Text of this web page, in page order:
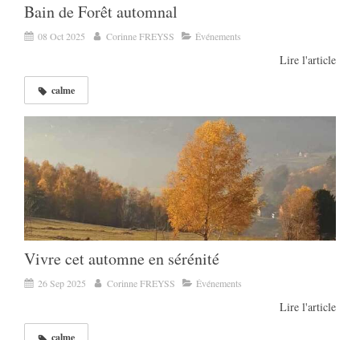
Bain de Forêt automnal
08 Oct 2025 Corinne FREYSS Événements
Lire l'article
calme
Vivre cet automne en sérénité
26 Sep 2025 Corinne FREYSS Événements
Lire l'article